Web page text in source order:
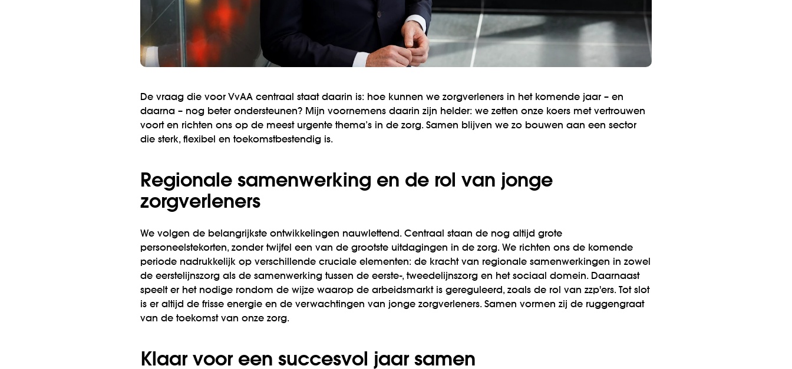
De vraag die voor VvAA centraal staat daarin is: hoe kunnen we zorgverleners in het komende jaar – en
daarna – nog beter ondersteunen? Mijn voornemens daarin zijn helder: we zetten onze koers met vertrouwen
voort en richten ons op de meest urgente thema’s in de zorg. Samen blijven we zo bouwen aan een sector
die sterk, flexibel en toekomstbestendig is.
Regionale samenwerking en de rol van jonge
zorgverleners
We volgen de belangrijkste ontwikkelingen nauwlettend. Centraal staan de nog altijd grote
personeelstekorten, zonder twijfel een van de grootste uitdagingen in de zorg. We richten ons de komende
periode nadrukkelijk op verschillende cruciale elementen: de kracht van regionale samenwerkingen in zowel
de eerstelijnszorg als de samenwerking tussen de eerste-, tweedelijnszorg en het sociaal domein. Daarnaast
speelt er het nodige rondom de wijze waarop de arbeidsmarkt is gereguleerd, zoals de rol van zzp'ers. Tot slot
is er altijd de frisse energie en de verwachtingen van jonge zorgverleners. Samen vormen zij de ruggengraat
van de toekomst van onze zorg.
Klaar voor een succesvol jaar samen